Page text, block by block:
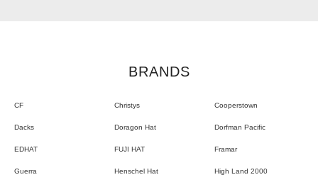
BRANDS
CF Christys Cooperstown
Dacks Doragon Hat Dorfman Pacific
EDHAT FUJI HAT Framar
Guerra Henschel Hat High Land 2000